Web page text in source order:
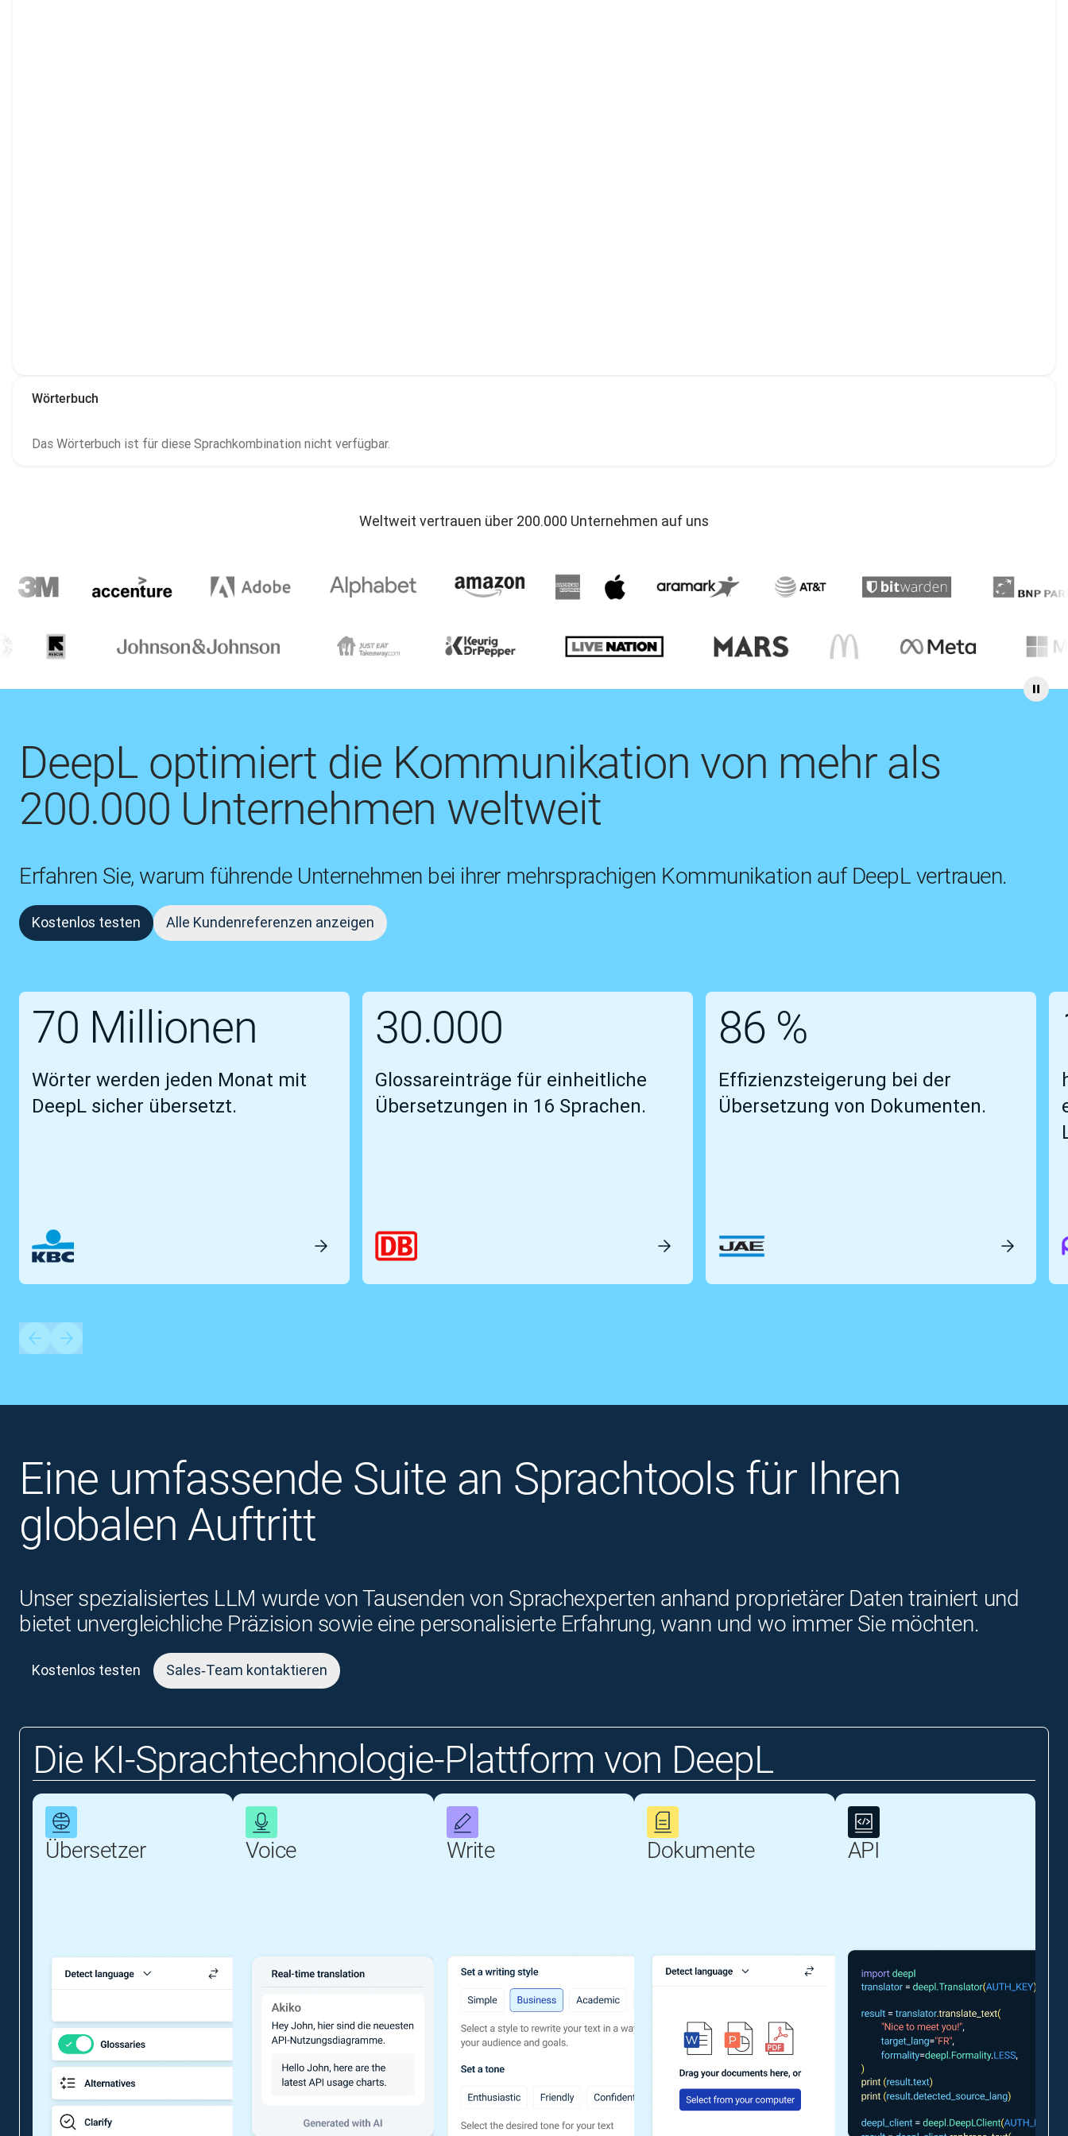
Wörterbuch
Das Wörterbuch ist für diese Sprachkombination nicht verfügbar.
Weltweit vertrauen über 200.000 Unternehmen auf uns
DeepL optimiert die Kommunikation von mehr als
200.000 Unternehmen weltweit
Erfahren Sie, warum führende Unternehmen bei ihrer mehrsprachigen Kommunikation auf DeepL vertrauen.
Kostenlos testen Alle Kundenreferenzen anzeigen
70 Millionen
Wörter werden jeden Monat mit
DeepL sicher übersetzt.
30.000
Glossareinträge für einheitliche
Übersetzungen in 16 Sprachen.
86 %
Effizienzsteigerung bei der
Übersetzung von Dokumenten.
Eine umfassende Suite an Sprachtools für Ihren
globalen Auftritt
Unser spezialisiertes LLM wurde von Tausenden von Sprachexperten anhand proprietärer Daten trainiert und
bietet unvergleichliche Präzision sowie eine personalisierte Erfahrung, wann und wo immer Sie möchten.
Kostenlos testen Sales‑Team kontaktieren
Die KI‑Sprachtechnologie-Plattform von DeepL
Übersetzer Voice Write Dokumente API